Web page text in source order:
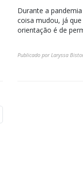
Durante a
coisa mudou, já
orientação é de
Publicado porLaryssa